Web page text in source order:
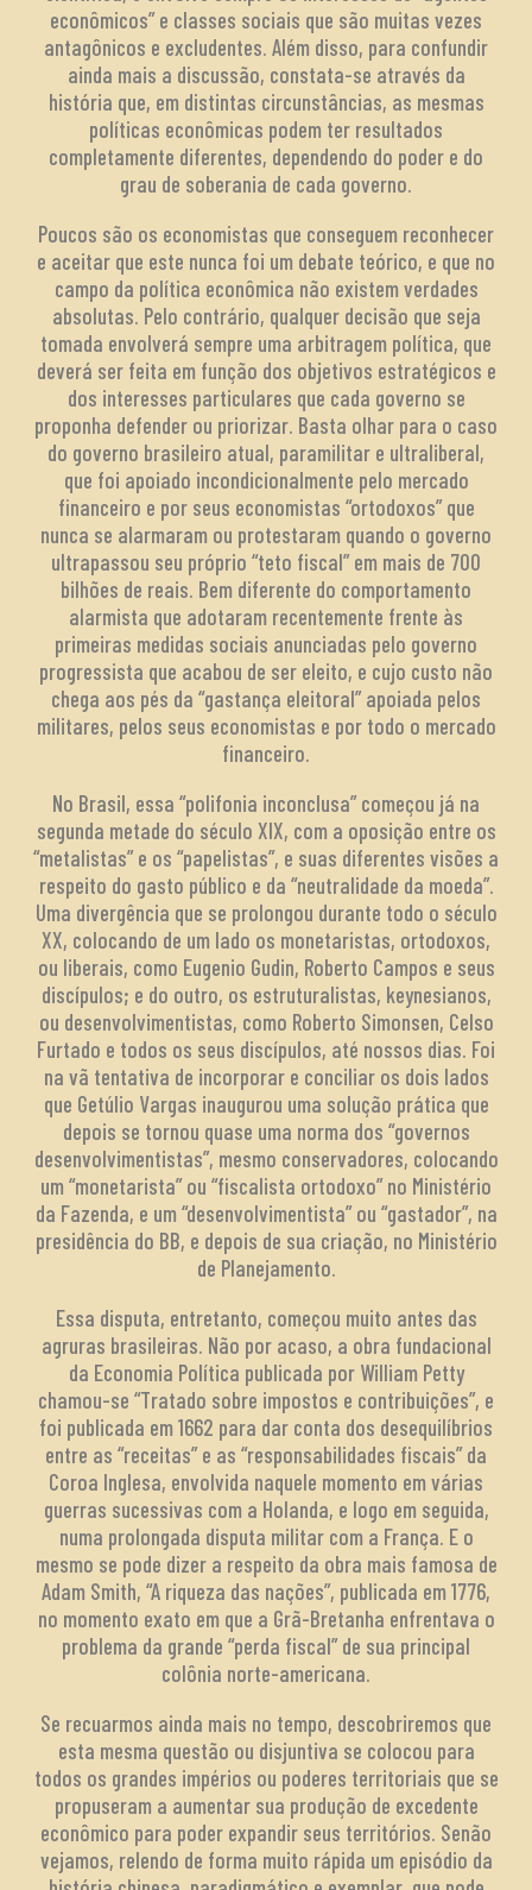
econômicos” e classes sociais que são muitas vezes
antagônicos e excludentes. Além disso, para confundir
ainda mais a discussão, constata-se através da
história que, em distintas circunstâncias, as mesmas
políticas econômicas podem ter resultados
completamente diferentes, dependendo do poder e do
grau de soberania de cada governo.
Poucos são os economistas que conseguem reconhecer
e aceitar que este nunca foi um debate teórico, e que no
campo da política econômica não existem verdades
absolutas. Pelo contrário, qualquer decisão que seja
tomada envolverá sempre uma arbitragem política, que
deverá ser feita em função dos objetivos estratégicos e
dos interesses particulares que cada governo se
proponha defender ou priorizar. Basta olhar para o caso
do governo brasileiro atual, paramilitar e ultraliberal,
que foi apoiado incondicionalmente pelo mercado
financeiro e por seus economistas “ortodoxos” que
nunca se alarmaram ou protestaram quando o governo
ultrapassou seu próprio “teto fiscal” em mais de 700
bilhões de reais. Bem diferente do comportamento
alarmista que adotaram recentemente frente às
primeiras medidas sociais anunciadas pelo governo
progressista que acabou de ser eleito, e cujo custo não
chega aos pés da “gastança eleitoral” apoiada pelos
militares, pelos seus economistas e por todo o mercado
financeiro.
No Brasil, essa “polifonia inconclusa” começou já na
segunda metade do século XIX, com a oposição entre os
“metalistas” e os “papelistas”, e suas diferentes visões a
respeito do gasto público e da “neutralidade da moeda”.
Uma divergência que se prolongou durante todo o século
XX, colocando de um lado os monetaristas, ortodoxos,
ou liberais, como Eugenio Gudin, Roberto Campos e seus
discípulos; e do outro, os estruturalistas, keynesianos,
ou desenvolvimentistas, como Roberto Simonsen, Celso
Furtado e todos os seus discípulos, até nossos dias. Foi
na vã tentativa de incorporar e conciliar os dois lados
que Getúlio Vargas inaugurou uma solução prática que
depois se tornou quase uma norma dos “governos
desenvolvimentistas”, mesmo conservadores, colocando
um “monetarista” ou “fiscalista ortodoxo” no Ministério
da Fazenda, e um “desenvolvimentista” ou “gastador”, na
presidência do BB, e depois de sua criação, no Ministério
de Planejamento.
Essa disputa, entretanto, começou muito antes das
agruras brasileiras. Não por acaso, a obra fundacional
da Economia Política publicada por William Petty
chamou-se “Tratado sobre impostos e contribuições”, e
foi publicada em 1662 para dar conta dos desequilíbrios
entre as “receitas” e as “responsabilidades fiscais” da
Coroa Inglesa, envolvida naquele momento em várias
guerras sucessivas com a Holanda, e logo em seguida,
numa prolongada disputa militar com a França. E o
mesmo se pode dizer a respeito da obra mais famosa de
Adam Smith, “A riqueza das nações”, publicada em 1776,
no momento exato em que a Grã-Bretanha enfrentava o
problema da grande “perda fiscal” de sua principal
colônia norte-americana.
Se recuarmos ainda mais no tempo, descobriremos que
esta mesma questão ou disjuntiva se colocou para
todos os grandes impérios ou poderes territoriais que se
propuseram a aumentar sua produção de excedente
econômico para poder expandir seus territórios. Senão
vejamos, relendo de forma muito rápida um episódio da